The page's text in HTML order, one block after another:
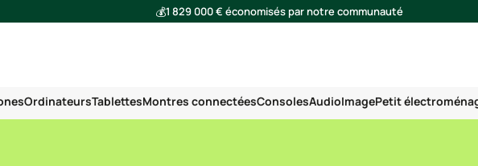
💰1 829 000 € économisés par notre communauté
OrdinateursTablettesMontres connectéesConsolesAudioImagePetit